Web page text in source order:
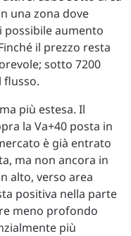
una zona dove
aumento
il prezzo resta
sotto 7200
flusso.
più estesa. Il
la Va+40 posta in
è già entrato
ma non ancora in
alto, verso area
positiva nella parte
meno profondo
più